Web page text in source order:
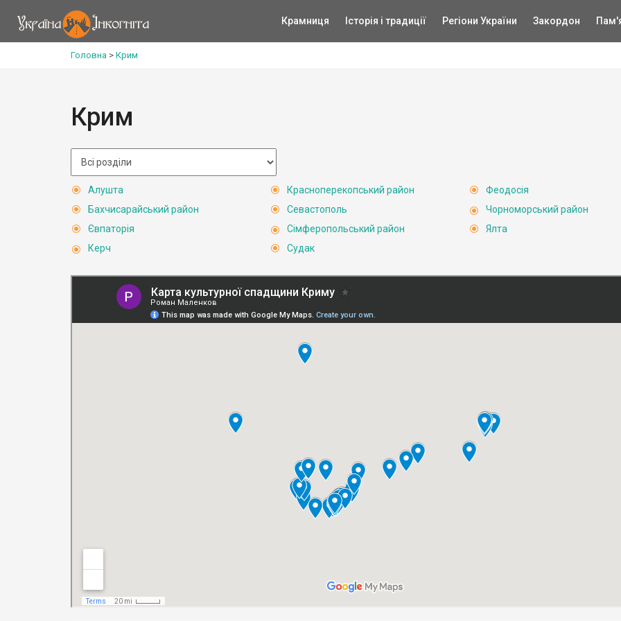
Крамниця Історія і традиції Регіони України Закордон
Головна > Крим
Крим
Алушта
Бахчисарайський район
Євпаторія
Керч
Красноперекопський район
Севастополь
Сімферопольський район
Судак
Феодосія
Чорноморський район
Ялта